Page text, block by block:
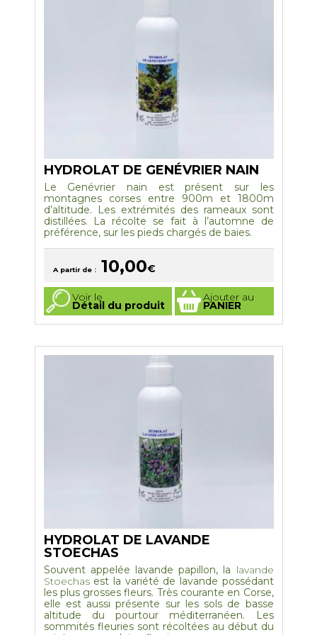
HYDROLAT DE GENÉVRIER NAIN
Le Genévrier nain est présent sur les
montagnes corses entre 900m et 1800m
d’altitude. Les extrémités des rameaux sont
distillées. La récolte se fait à l’automne de
préférence, sur les pieds chargés de baies.
A partir de : 10,00€
Voir le
Détail du produit
Ajouter au
PANIER
Ce
produit
a
plusieurs
options
HYDROLAT DE LAVANDE
STOECHAS
Souvent appelée lavande papillon, la lavande
Stoechasest la variété de lavande possédant
les plus grosses fleurs. Très courante en Corse,
elle est aussi présente sur les sols de basse
altitude du pourtour méditerranéen. Les
sommités fleuries sont récoltées au début du